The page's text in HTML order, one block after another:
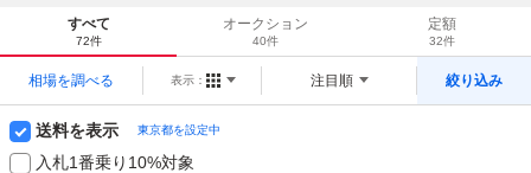
すべて
72件
オークション
40件
定額
32件
相場を調べる 表示： 注目順 絞り込み
送料を表示 東京都を設定中
入札1番乗り10%対象